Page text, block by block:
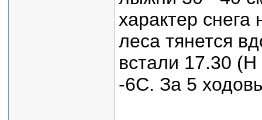
характер снега
леса тянется
встали 17.30
-6С. За 5